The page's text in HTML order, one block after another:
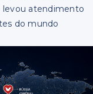
levou atendimento
do mundo